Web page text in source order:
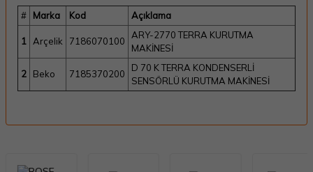
# Marka Kod Açıklama
1 Arçelik 7186070100
ARY-2770 TERRA KURUTMA
MAKİNESİ
2 Beko 7185370200
D 70 K TERRA KONDENSERLİ
SENSÖRLÜ KURUTMA MAKİNESİ